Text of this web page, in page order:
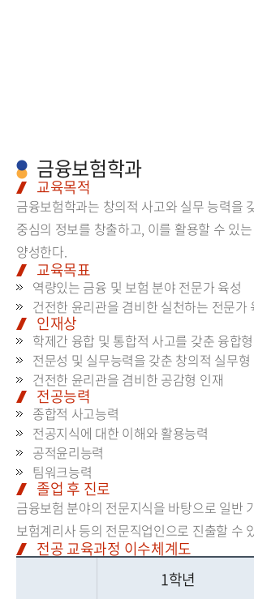
금융보험학과
교육목적
금융보험학과는 창의적 사고와 실무 능력을
중심의 정보를 창출하고, 이를 활용할 수 있
양성한다.
교육목표
역량있는 금융 및 보험 분야 전문가 육성
건전한 윤리관을 겸비한 실천하는 전문가
인재상
학제간 융합 및 통합적 사고를 갖춘 융합
전문성 및 실무능력을 갖춘 창의적 실무형
건전한 윤리관을 겸비한 공감형 인재
전공능력
종합적 사고능력
전공지식에 대한 이해와 활용능력
공적윤리능력
팀워크능력
졸업 후 진로
금융보험 분야의 전문지식을 바탕으로 일반
보험계리사 등의 전문직업인으로 진출할 수
전공 교육과정 이수체계도
1학년